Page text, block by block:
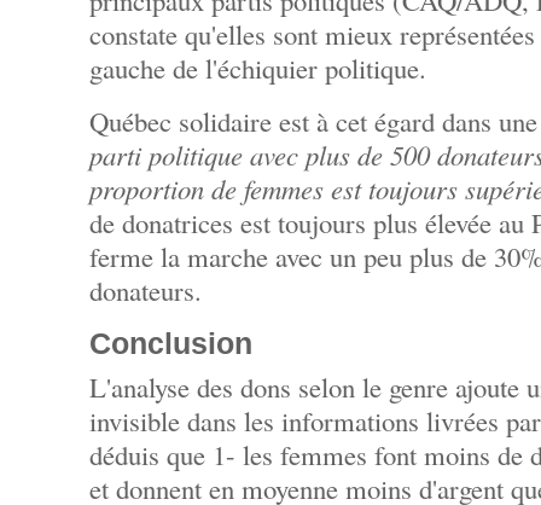
constate qu'elles sont mieux
gauche de l'échiquier politique.
Québec solidaire est à cet égard dans
parti politique avec plus de 500
proportion de femmes est toujours
de donatrices est toujours plus élevée
ferme la marche avec un peu plus de
donateurs.
Conclusion
L'analyse des dons selon le genre ajoute
invisible dans les informations livrées
déduis que 1- les femmes font moins de
et donnent en moyenne moins d'argent